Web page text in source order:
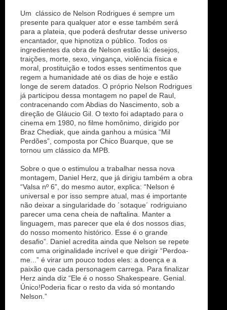
Um clássico de Nelson Rodrigues é sempre um
presente para qualquer ator e esse também será
para a plateia, que poderá desfrutar desse universo
encantador, que hipnotiza o público. Todos os
ingredientes da obra de Nelson estão lá: desejos,
traições, morte, sexo, vingança, violência física e
moral, prostituição e todos esses sentimentos que
regem a humanidade até os dias de hoje e estão
longe de serem datados. O próprio Nelson Rodrigues
já participou dessa montagem no papel de Raul,
contracenando com Abdias do Nascimento, sob a
direção de Gláucio Gil. O texto foi adaptado para o
cinema em 1980, no filme homônimo, dirigido por
Braz Chediak, que ainda ganhou a música “Mil
Perdões”, composta por Chico Buarque, que se
tornou um clássico da MPB.
Sobre o que o estimulou a trabalhar nessa nova
montagem, Daniel Herz, que já dirigiu também a obra
“Valsa nº 6”, do mesmo autor, explica: “Nelson é
universal e por isso sempre atual, mas é importante
não deixar a singularidade do ´sotaque´ rodriguiano
parecer uma cena cheia de naftalina. Manter a
linguagem, mas parecer que ela é dos nossos dias,
do nosso momento histórico. Esse é o grande
desafio”. Daniel acredita ainda que Nelson se repete
com uma originalidade incrível e que dirigir “Perdoa-
me...” é virar um pouco todos eles: a doença e a
paixão que cada personagem carrega. Para finalizar
Herz ainda diz “Ele é o nosso Shakespeare. Genial.
Único!Poderia ficar o resto da vida só montando
Nelson.”